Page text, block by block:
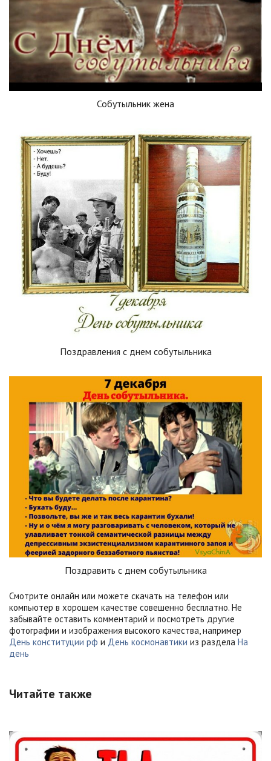
Собутыльник жена
Поздравления с днем собутыльника
Поздравить с днем собутыльника
Смотрите онлайн или можете скачать на телефон или
компьютер в хорошем качестве совешенно бесплатно. Не
забывайте оставить комментарий и посмотреть другие
фотографии и изображения высокого качества, например
День конституции рф и День космонавтики из раздела На
день
Читайте также